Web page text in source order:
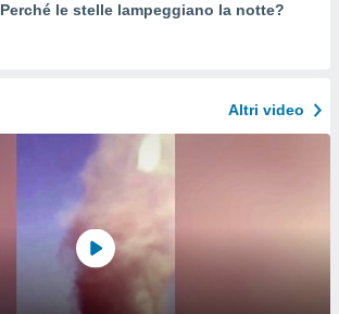
Perché le stelle lampeggiano la notte?
Altri video